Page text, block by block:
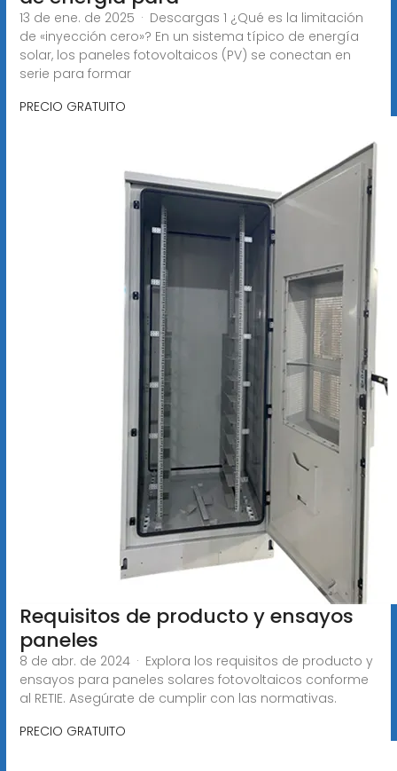
13 de ene. de 2025 · Descargas 1 ¿Qué es la limitación
de «inyección cero»? En un sistema típico de energía
solar, los paneles fotovoltaicos (PV) se conectan en
serie para formar
PRECIO GRATUITO
Requisitos de producto y ensayos
paneles
8 de abr. de 2024 · Explora los requisitos de producto y
ensayos para paneles solares fotovoltaicos conforme
al RETIE. Asegúrate de cumplir con las normativas.
PRECIO GRATUITO